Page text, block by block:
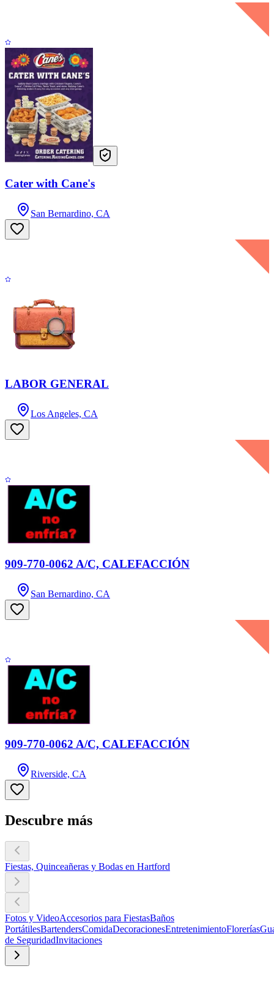
Cater with Cane's
San Bernardino, CA
LABOR GENERAL
Los Angeles, CA
909-770-0062 A/C, CALEFACCIÓN
San Bernardino, CA
909-770-0062 A/C, CALEFACCIÓN
Riverside, CA
Descubre más
Fiestas, Quinceañeras y Bodas en Hartford
Fotos y VideoAccesorios para FiestasBaños
PortátilesBartendersComidaDecoracionesEntretenimientoFlorerías
de SeguridadInvitaciones